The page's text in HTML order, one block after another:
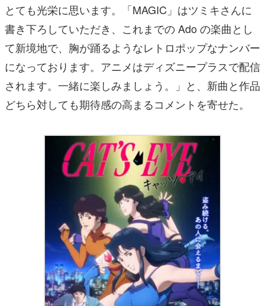
とても光栄に思います。「MAGIC」はツミキさんに
書き下ろしていただき、これまでの Ado の楽曲とし
て新境地で、胸が踊るようなレトロポップなナンバー
になっております。アニメはディズニープラスで配信
されます。⼀緒に楽しみましょう。」と、新曲と作品
どちら対しても期待感の⾼まるコメントを寄せた。